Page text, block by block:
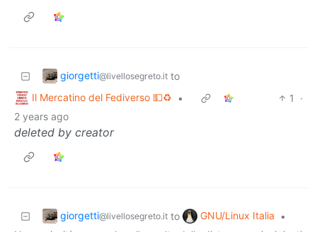
giorgetti@livellosegreto.it to
Il Mercatino del Fediverso 💵♻️
• 1
·
2 years ago
deleted by creator
giorgetti@livellosegreto.it to GNU/Linux Italia
•